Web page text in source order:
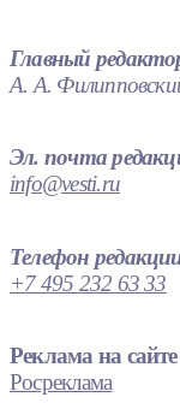
Главный
А. А.
Эл. почта
info@vesti.ru
Телефон
+7 495 232 63 33
Реклама на сайте
Росреклама